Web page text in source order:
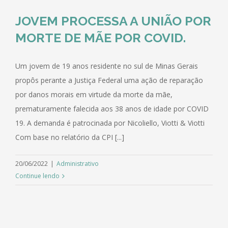
JOVEM PROCESSA A UNIÃO POR
MORTE DE MÃE POR COVID.
Um jovem de 19 anos residente no sul de Minas Gerais
propôs perante a Justiça Federal uma ação de reparação
por danos morais em virtude da morte da mãe,
prematuramente falecida aos 38 anos de idade por COVID
19. A demanda é patrocinada por Nicoliello, Viotti & Viotti
Com base no relatório da CPI [...]
20/06/2022 | Administrativo
Continue lendo